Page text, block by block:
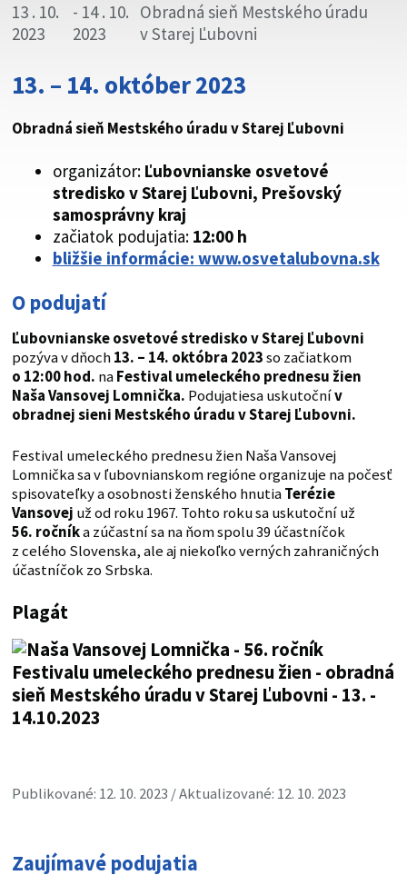
Buďte pozorní a vždy sa uistite, že zdieľate informácie iba
cez zabezpečenú webovú stránku. Zabezpečená stránka
13 . 10.
2023
- 14 . 10.
2023
Obradná sieň Mestského úradu
v Starej Ľubovni
13. – 14. október 2023
Obradná sieň Mestského úradu v Starej Ľubovni
organizátor: Ľubovnianske osvetové
stredisko v Starej Ľubovni, Prešovský
samosprávny kraj
začiatok podujatia: 12:00 h
bližšie informácie: www.osvetalubovna.sk
O podujatí
Ľubovnianske osvetové stredisko v Starej Ľubovni
pozýva v dňoch13. – 14. októbra 2023so začiatkom
o 12:00 hod. naFestival umeleckého prednesu žien
Naša Vansovej Lomnička. Podujatiesa uskutočnív
obradnej sieni Mestského úradu v Starej Ľubovni.
Festival umeleckého prednesu žien Naša Vansovej
Lomnička sa v ľubovnianskom regióne organizuje na počesť
spisovateľky a osobnosti ženského hnutiaTerézie
Vansovej už od roku 1967. Tohto roku sa uskutoční už
56. ročníka zúčastní sa na ňom spolu 39 účastníčok
z celého Slovenska, ale aj niekoľko verných zahraničných
účastníčok zo Srbska.
Plagát
Publikované: 12. 10. 2023 / Aktualizované: 12. 10. 2023
Zaujímavé podujatia